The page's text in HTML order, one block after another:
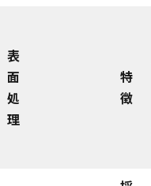
表
面
処
理
特
徴